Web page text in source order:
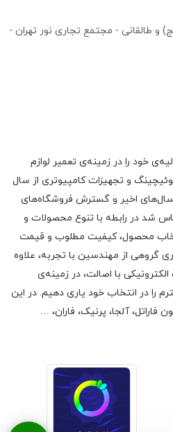
و طالقانی - مجتمع تجاری نور تهران -
خود را در زمینه‌‌ی تعمیر لوازم
و تجهیزات کامپیوتری از سال
سال‌های اخیر و گسترش فروشگاه‌های
شد در رابطه با تنوع محصولات و
محصول، کیفیت مطلوب و قیمت
گروهی از مهندسین با تجربه، علاوه
با اصالت، در زمینه‌ی
را در انتخاب خود یاری دهیم. در این
آلجا، پرنیک، فاران، …